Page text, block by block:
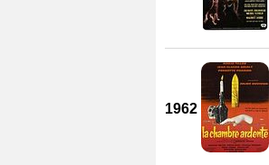
1962